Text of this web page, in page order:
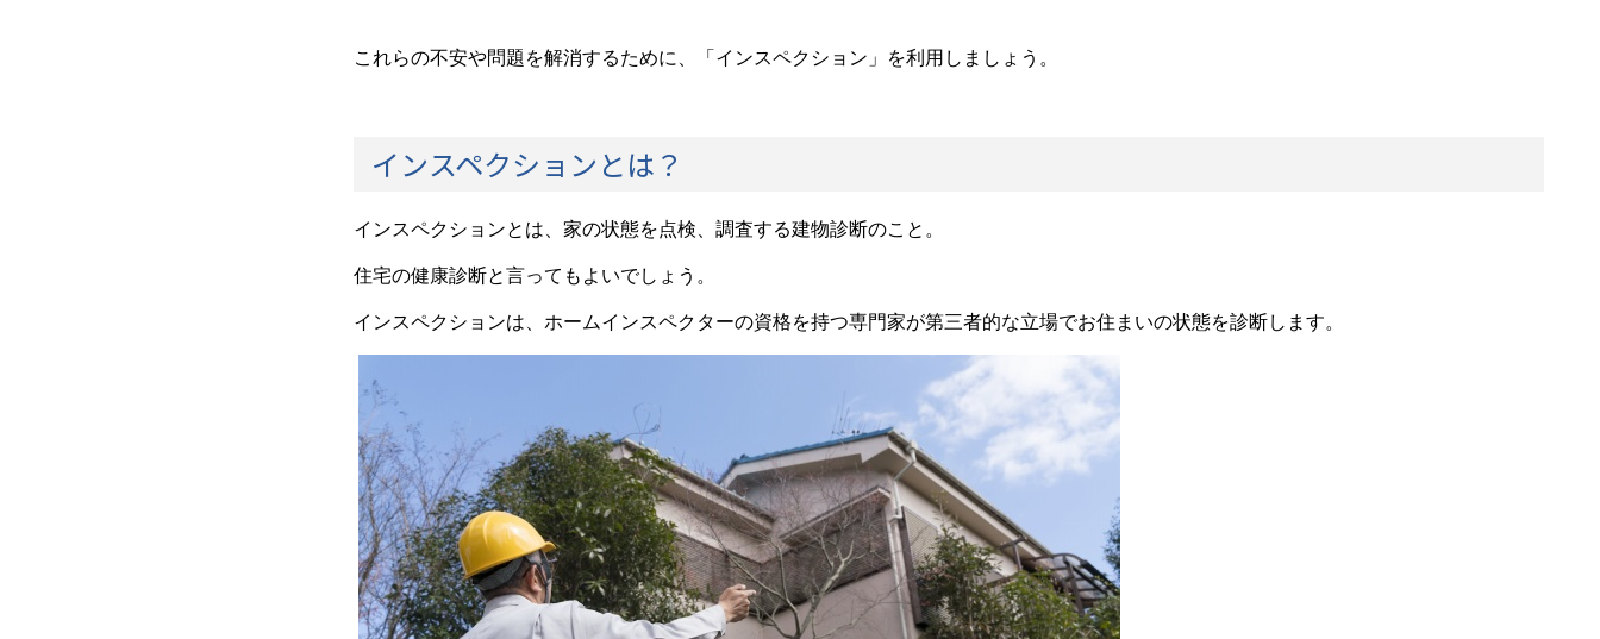
これらの不安や問題を解消するために、「インスペクション」を利用しましょう。
インスペクションとは？
インスペクションとは、家の状態を点検、調査する建物診断のこと。
住宅の健康診断と言ってもよいでしょう。
インスペクションは、ホームインスペクターの資格を持つ専門家が第三者的な立場でお住まいの状態を診断します。